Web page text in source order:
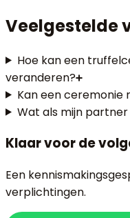
Veelgestelde
Hoe kan een
veranderen?
Kan een ceremonie
Wat als mijn
Klaar voor de
Een
verplichtingen.